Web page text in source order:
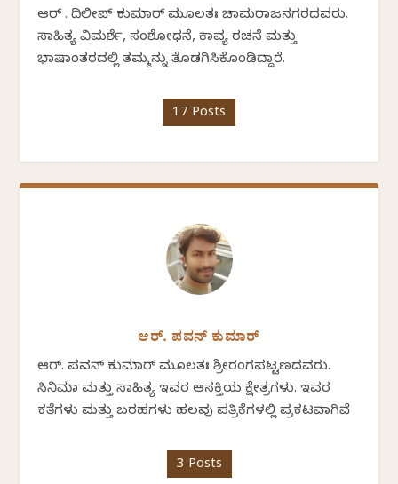
ಆರ್ . ದಿಲೀಪ್ ಕುಮಾರ್ ಮೂಲತಃ ಚಾಮರಾಜನಗರದವರು.
ಸಾಹಿತ್ಯ ವಿಮರ್ಶೆ, ಸಂಶೋಧನೆ, ಕಾವ್ಯ ರಚನೆ ಮತ್ತು
ಭಾಷಾಂತರದಲ್ಲಿ ತಮ್ಮನ್ನು ತೊಡಗಿಸಿಕೊಂಡಿದ್ದಾರೆ.
17 Posts
ಆರ್. ಪವನ್‌ ಕುಮಾರ್‌
ಆರ್. ಪವನ್‌ ಕುಮಾರ್ ಮೂಲತಃ ಶ್ರೀರಂಗಪಟ್ಟಣದವರು.
ಸಿನಿಮಾ ಮತ್ತು ಸಾಹಿತ್ಯ ಇವರ ಆಸಕ್ತಿಯ ಕ್ಷೇತ್ರಗಳು. ಇವರ
ಕತೆಗಳು ಮತ್ತು ಬರಹಗಳು ಹಲವು ಪತ್ರಿಕೆಗಳಲ್ಲಿ ಪ್ರಕಟವಾಗಿವೆ
3 Posts